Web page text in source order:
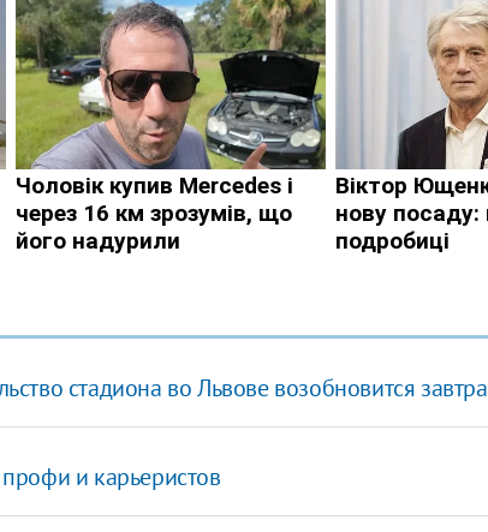
стадиона во Львове возобновится завтра
и карьеристов